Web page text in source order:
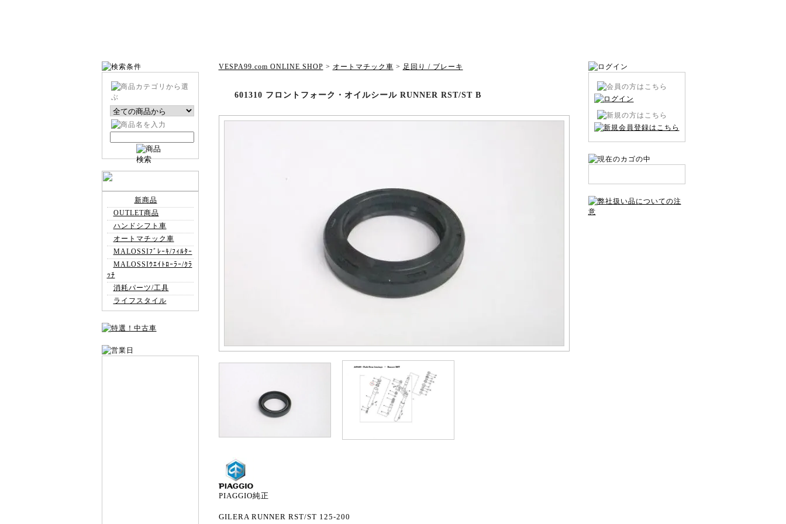
新商品
OUTLET商品
ハンドシフト車
オートマチック車
MALOSSIﾌﾞﾚｰｷ/ﾌｨﾙﾀｰ
MALOSSIｳｴｲﾄﾛｰﾗｰ/ｸﾗ
ｯﾁ
消耗パーツ/工具
ライフスタイル
VESPA99.com ONLINE SHOP > オートマチック車 > 足回り / ブレーキ
601310 フロントフォーク・オイルシール RUNNER RST/ST B
PIAGGIO純正
GILERA RUNNER RST/ST 125-200